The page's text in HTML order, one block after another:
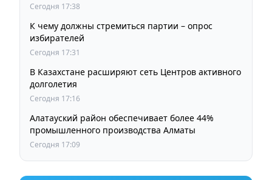
Сегодня 17:38
К чему должны стремиться партии – опрос
избирателей
Сегодня 17:31
В Казахстане расширяют сеть Центров активного
долголетия
Сегодня 17:16
Алатауский район обеспечивает более 44%
промышленного производства Алматы
Сегодня 17:09